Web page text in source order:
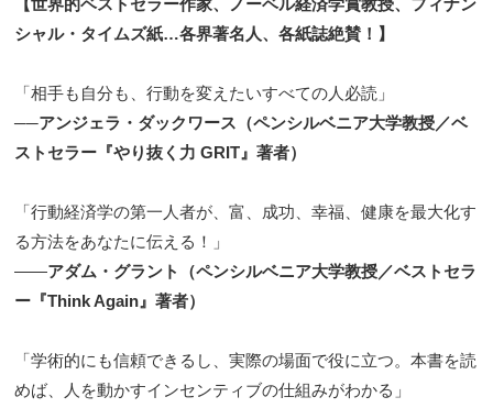
【世界的ベストセラー作家、ノーベル経済学賞教授、フィナン
シャル・タイムズ紙…各界著名人、各紙誌絶賛！】
「相手も自分も、行動を変えたいすべての人必読」
──アンジェラ・ダックワース（ペンシルベニア大学教授／ベ
ストセラー『やり抜く力 GRIT』著者）
「行動経済学の第一人者が、富、成功、幸福、健康を最大化す
る方法をあなたに伝える！」
——アダム・グラント（ペンシルベニア大学教授／ベストセラ
ー『Think Again』著者）
「学術的にも信頼できるし、実際の場面で役に立つ。本書を読
めば、人を動かすインセンティブの仕組みがわかる」